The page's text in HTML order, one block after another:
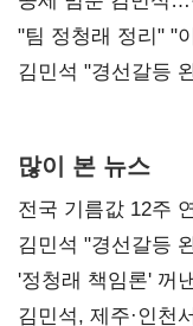
"팀 정청래 정리" "
다툼 격화
김민석 "경선갈등
많이 본 뉴스
전국 기름값 12주
김민석 "경선갈등
사과부터"
'정청래 책임론' 꺼
때리기
김민석, 제주·인천